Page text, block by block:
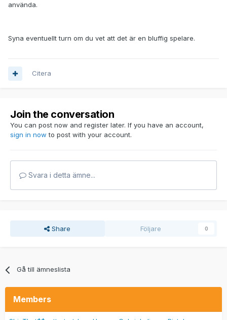
använda.
Syna eventuellt turn om du vet att det är en bluffig spelare.
Citera
Join the conversation
You can post now and register later. If you have an account,
sign in now to post with your account.
Svara i detta ämne...
Share Följare 0
Gå till ämneslista
Members